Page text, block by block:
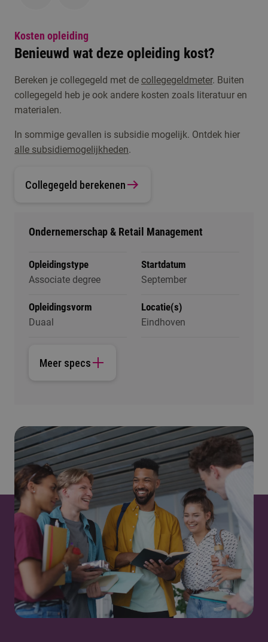
Kosten opleiding
Benieuwd wat deze opleiding kost?
Bereken je collegegeld met de collegegeldmeter. Buiten
collegegeld heb je ook andere kosten zoals literatuur en
materialen.
In sommige gevallen is subsidie mogelijk. Ontdek hier
alle subsidiemogelijkheden.
Collegegeld berekenen
Ondernemerschap & Retail Management
Opleidingstype
Associate degree
Startdatum
September
Opleidingsvorm
Duaal
Locatie(s)
Eindhoven
Meer specs